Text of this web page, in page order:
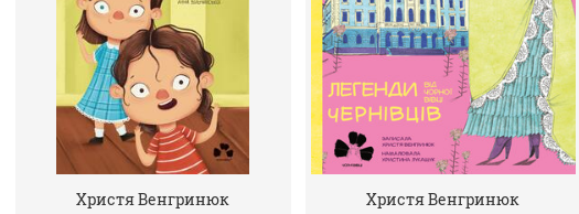
Христя Венгринюк Христя Венгринюк